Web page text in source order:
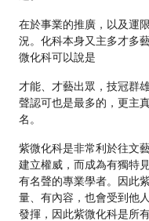
在於事業的推廣，以及運
況。化科本身又主多才多
微化科可以說是
才能、才藝出眾，技冠群
聲認可也是最多的，更主
名。
紫微化科是非常利於往文
建立權威，而成為有獨特
有名聲的專業學者。因此
量、有內容，也會受到他
發揮，因此紫微化科是所